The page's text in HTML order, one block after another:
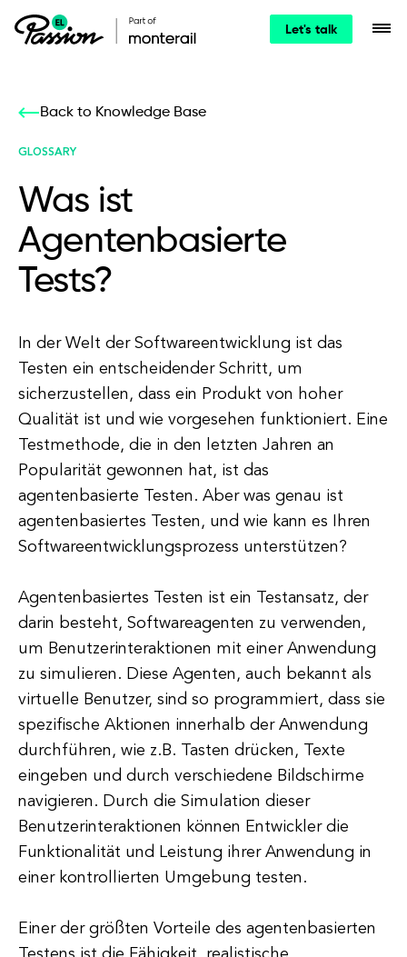
Let's talk
Back to Knowledge Base
GLOSSARY
Was ist
Agentenbasierte
Tests?
In der Welt der Softwareentwicklung ist das
Testen ein entscheidender Schritt, um
sicherzustellen, dass ein Produkt von hoher
Qualität ist und wie vorgesehen funktioniert. Eine
Testmethode, die in den letzten Jahren an
Popularität gewonnen hat, ist das
agentenbasierte Testen. Aber was genau ist
agentenbasiertes Testen, und wie kann es Ihren
Softwareentwicklungsprozess unterstützen?
Agentenbasiertes Testen ist ein Testansatz, der
darin besteht, Softwareagenten zu verwenden,
um Benutzerinteraktionen mit einer Anwendung
zu simulieren. Diese Agenten, auch bekannt als
virtuelle Benutzer, sind so programmiert, dass sie
spezifische Aktionen innerhalb der Anwendung
durchführen, wie z.B. Tasten drücken, Texte
eingeben und durch verschiedene Bildschirme
navigieren. Durch die Simulation dieser
Benutzerinteraktionen können Entwickler die
Funktionalität und Leistung ihrer Anwendung in
einer kontrollierten Umgebung testen.
Einer der größten Vorteile des agentenbasierten